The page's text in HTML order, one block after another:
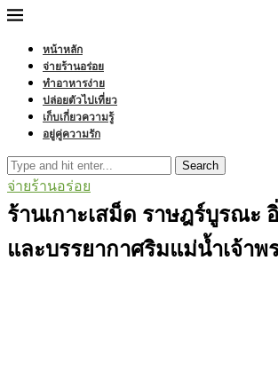
หน้าหลัก
จ่ายร้านอร่อย
ทำอาหารง่าย
ปล่อยตัวไปเที่ยว
เก็บเกี่ยวความรู้
อยู่คู่ความรัก
Search
จ่ายร้านอร่อย
ร้านเกาะเสม็ด ราษฎร์บูรณะ
และบรรยากาศริมแม่น้ำเจ้าพ